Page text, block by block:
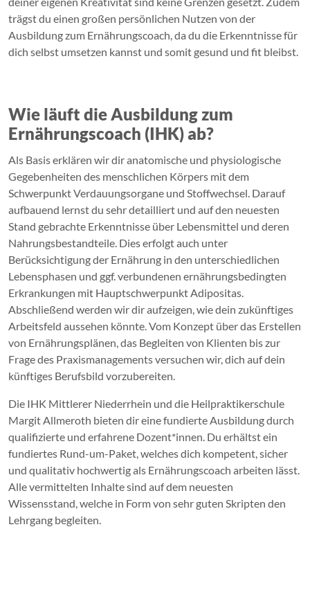
trägst du einen großen persönlichen Nutzen von der
Ausbildung zum Ernährungscoach, da du die Erkenntnisse für
dich selbst umsetzen kannst und somit gesund und fit bleibst.
Wie läuft die Ausbildung zum
Ernährungscoach (IHK) ab?
Als Basis erklären wir dir anatomische und physiologische
Gegebenheiten des menschlichen Körpers mit dem
Schwerpunkt Verdauungsorgane und Stoffwechsel. Darauf
aufbauend lernst du sehr detailliert und auf den neuesten
Stand gebrachte Erkenntnisse über Lebensmittel und deren
Nahrungsbestandteile. Dies erfolgt auch unter
Berücksichtigung der Ernährung in den unterschiedlichen
Lebensphasen und ggf. verbundenen ernährungsbedingten
Erkrankungen mit Hauptschwerpunkt Adipositas.
Abschließend werden wir dir aufzeigen, wie dein zukünftiges
Arbeitsfeld aussehen könnte. Vom Konzept über das Erstellen
von Ernährungsplänen, das Begleiten von Klienten bis zur
Frage des Praxismanagements versuchen wir, dich auf dein
künftiges Berufsbild vorzubereiten.
Die IHK Mittlerer Niederrhein und die Heilpraktikerschule
Margit Allmeroth bieten dir eine fundierte Ausbildung durch
qualifizierte und erfahrene Dozent*innen. Du erhältst ein
fundiertes Rund-um-Paket, welches dich kompetent, sicher
und qualitativ hochwertig als Ernährungscoach arbeiten lässt.
Alle vermittelten Inhalte sind auf dem neuesten
Wissensstand, welche in Form von sehr guten Skripten den
Lehrgang begleiten.